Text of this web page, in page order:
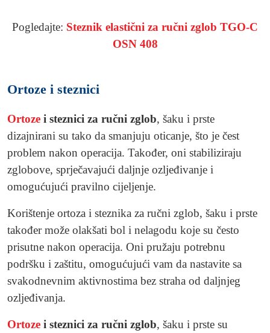
Pogledajte: Steznik elastični za ručni zglob TGO-C
OSN 408
Ortoze i steznici
Ortoze i steznici za ručni zglob, šaku i prste
dizajnirani su tako da smanjuju oticanje, što je čest
problem nakon operacija. Također, oni stabiliziraju
zglobove, sprječavajući daljnje ozljeđivanje i
omogućujući pravilno cijeljenje.
Korištenje ortoza i steznika za ručni zglob, šaku i prste
također može olakšati bol i nelagodu koje su često
prisutne nakon operacija. Oni pružaju potrebnu
podršku i zaštitu, omogućujući vam da nastavite sa
svakodnevnim aktivnostima bez straha od daljnjeg
ozljeđivanja.
Ortoze i steznici za ručni zglob, šaku i prste su